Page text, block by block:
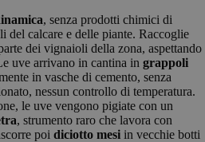
, senza prodotti chimici di
del calcare e delle piante. Raccoglie
dei vignaioli della zona, aspettando
uve arrivano in cantina in grappoli
in vasche di cemento, senza
nessun controllo di temperatura.
le uve vengono pigiate con un
, strumento raro che lavora con
poi diciotto mesi in vecchie botti